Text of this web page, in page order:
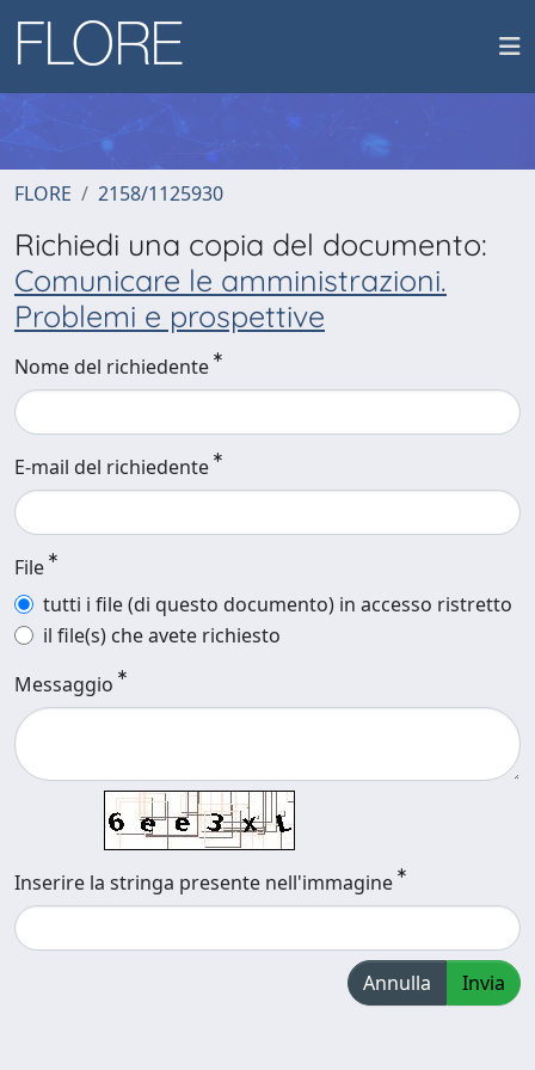
FLORE 2158/1125930
Richiedi una copia del documento:
Comunicare le amministrazioni.
Problemi e prospettive
Nome del richiedente
E-mail del richiedente
File
tutti i file (di questo documento) in accesso ristretto
il file(s) che avete richiesto
Messaggio
Inserire la stringa presente nell'immagine
Annulla Invia